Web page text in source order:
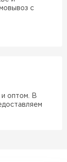
с
и оптом. В